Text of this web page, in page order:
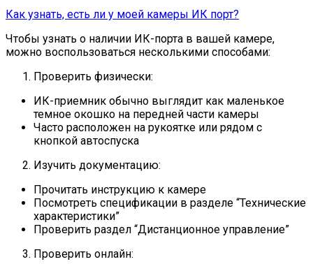
Как узнать, есть ли у моей камеры ИК порт?
Чтобы узнать о наличии ИК-порта в вашей камере,
можно воспользоваться несколькими способами:
Проверить физически:
ИК-приемник обычно выглядит как маленькое
темное окошко на передней части камеры
Часто расположен на рукоятке или рядом с
кнопкой автоспуска
Изучить документацию:
Прочитать инструкцию к камере
Посмотреть спецификации в разделе “Технические
характеристики”
Проверить раздел “Дистанционное управление”
Проверить онлайн: